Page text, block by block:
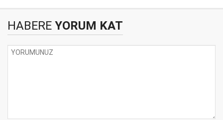
HABERE YORUM KAT